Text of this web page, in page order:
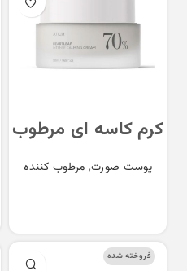
کرم کاسه ای مرطوب
کننده و تسکین
دهنده آنوا ANUA
Intense Calming
Cream
پوست صورت, مرطوب کننده
فروخته شده